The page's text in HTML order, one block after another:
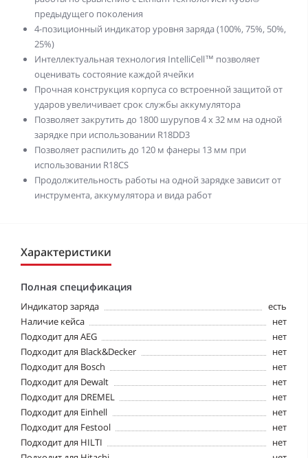
предыдущего поколения
4-позиционный индикатор уровня заряда (100%, 75%, 50%,
25%)
Интеллектуальная технология IntelliCell™ позволяет
оценивать состояние каждой ячейки
Прочная конструкция корпуса со встроенной защитой от
ударов увеличивает срок службы аккумулятора
Позволяет закрутить до 1800 шурупов 4 х 32 мм на одной
зарядке при использовании R18DD3
Позволяет распилить до 120 м фанеры 13 мм при
использовании R18СS
Продолжительность работы на одной зарядке зависит от
инструмента, аккумулятора и вида работ
Характеристики
Полная спецификация
Индикатор заряда
есть
Наличие кейса
нет
Подходит для AEG
нет
Подходит для Black&Decker
нет
Подходит для Bosch
нет
Подходит для Dewalt
нет
Подходит для DREMEL
нет
Подходит для Einhell
нет
Подходит для Festool
нет
Подходит для HILTI
нет